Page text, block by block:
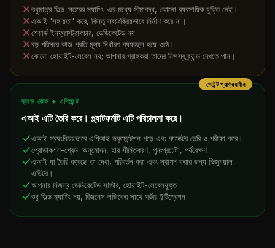
শুধুমাত্র ফিল্ড-স্তরের ম্যাপিং-এর মধ্যে সীমাবদ্ধ, কোনো ব্যবসায়িক যুক্তি নেই।
এআই 'সহায়তা' করে, কিন্তু স্বয়ংক্রিয়ভাবে নির্মাণ করে না।
শেয়ার্ড ইনফ্রাস্ট্রাকচার, ডেডিকেটেড নয়
বড় পরিসরে কাজ প্রতি মূল্য নির্ধারণ ব্যয়বহুল হয়ে ওঠে।
কোনো হোয়াইট-লেবেল নয়; আপনার গ্রাহকরা তাদের নিজস্ব ব্র্যান্ড দেখতে পান।
পেটেন্ট প্রক্রিয়াধীন
ক্লড কোড + এপিয়েন্ট
এআই এটি তৈরি করে। প্ল্যাটফর্মটি এটি পরিচালনা করে।
এআই স্বয়ংক্রিয়ভাবে এপিআই ডকুমেন্টেশন পড়ে এবং কানেক্টর তৈরি ও পরীক্ষা করে।
প্রোডাকশন-গ্রেড: অনুমোদন, হার সীমিতকরণ, পুনঃপ্রচেষ্টা, পর্যবেক্ষণ
এআই যা তৈরি করেছে তা দেখা, পরিবর্তন করা এবং স্থাপন করার জন্য ভিজ্যুয়াল
এডিটর।
আপনার নিজস্ব ডেডিকেটেড সার্ভার, হোয়াইট-লেবেলযুক্ত
শুধু ফিল্ড ম্যাপিং নয়, বিজনেস লজিকের সাথে গভীর ইন্টিগ্রেশন